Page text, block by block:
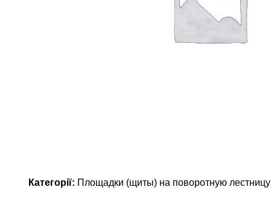
Категорії: Площадки (щиты) на поворотную лестницу